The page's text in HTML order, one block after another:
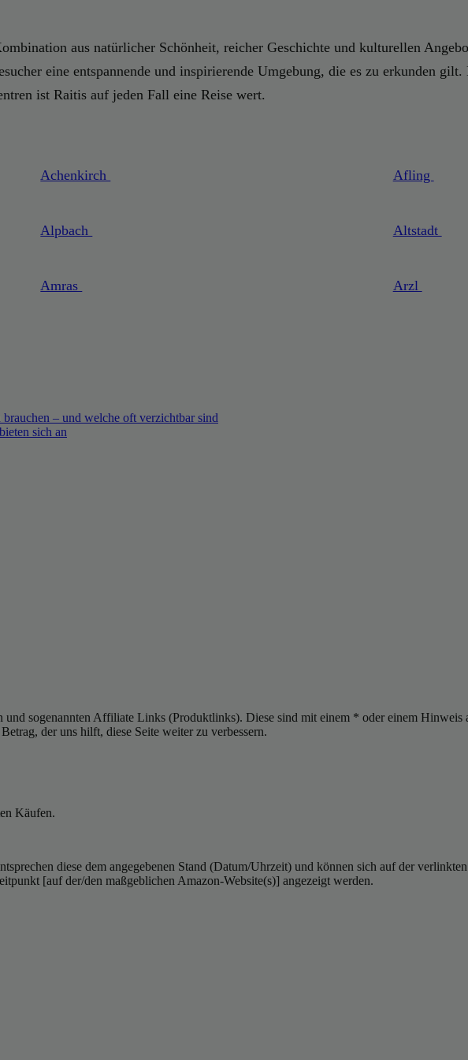
aus natürlicher Schönheit, reicher Geschichte und kulturellen
eine entspannende und inspirierende Umgebung, die es zu erkunden gilt.
ist Raitis auf jeden Fall eine Reise wert.
Achenkirch Afling
Alpbach Altstadt
Amras Arzl
– und welche oft verzichtbar sind
sich an
und sogenannten Affiliate Links (Produktlinks). Diese sind mit einem * oder einem
der uns hilft, diese Seite weiter zu verbessern.
Käufen.
diese dem angegebenen Stand (Datum/Uhrzeit) und können sich auf der
[auf der/den maßgeblichen Amazon-Website(s)] angezeigt werden.